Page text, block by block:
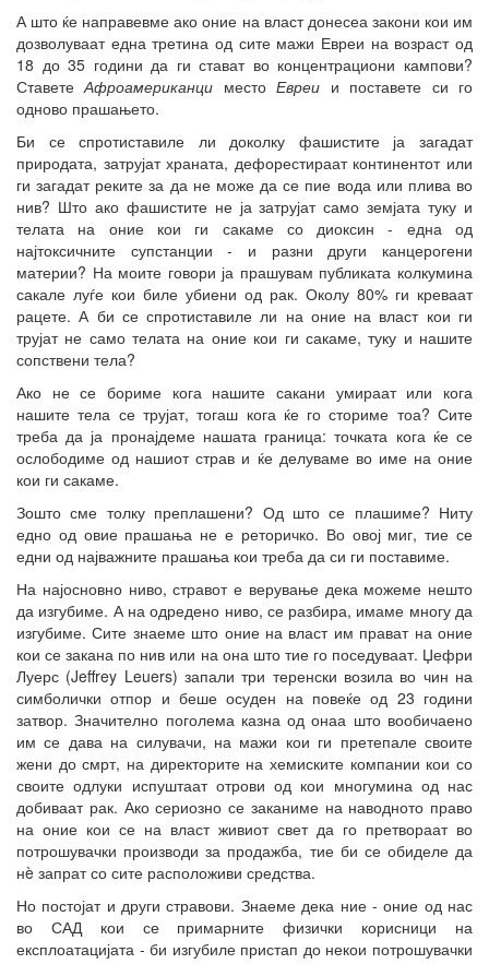
А што ќе направевме ако оние на власт донесеа закони кои им
дозволуваат една третина од сите мажи Евреи на возраст од
18 до 35 години да ги стават во концентрациони кампови?
СтаветеАфроамериканци местоЕвреи и поставете си го
одново прашањето.
Би се спротиставиле ли доколку фашистите ја загадат
природата, затрујат храната, дефорестираат континентот или
ги загадат реките за да не може да се пие вода или плива во
нив? Што ако фашистите не ја затрујат само земјата туку и
телата на оние кои ги сакаме со диоксин - една од
најтоксичните супстанции - и разни други канцерогени
материи? На моите говори ја прашувам публиката колкумина
сакале луѓе кои биле убиени од рак. Околу 80% ги креваат
рацете. А би се спротиставиле ли на оние на власт кои ги
трујат не само телата на оние кои ги сакаме, туку и нашите
сопствени тела?
Ако не се бориме кога нашите сакани умираат или кога
нашите тела се трујат, тогаш кога ќе го сториме тоа? Сите
треба да ја пронајдеме нашата граница: точката кога ќе се
ослободиме од нашиот страв и ќе делуваме во име на оние
кои ги сакаме.
Зошто сме толку преплашени? Од што се плашиме? Ниту
едно од овие прашања не е реторичко. Во овој миг, тие се
едни од најважните прашања кои треба да си ги поставиме.
На најосновно ниво, стравот е верување дека можеме нешто
да изгубиме. А на одредено ниво, се разбира, имаме многу да
изгубиме. Сите знаеме што оние на власт им прават на оние
кои се закана по нив или на она што тие го поседуваат. Џефри
Луерс (Jeffrey Leuers) запали три теренски возила во чин на
симболички отпор и беше осуден на повеќе од 23 години
затвор. Значително поголема казна од онаа што вообичаено
им се дава на силувачи, на мажи кои ги претепале своите
жени до смрт, на директорите на хемиските компании кои со
своите одлуки испуштаат отрови од кои многумина од нас
добиваат рак. Ако сериозно се заканиме на наводното право
на оние кои се на власт живиот свет да го претвораат во
потрошувачки производи за продажба, тие би се обиделе да
нè запрат со сите расположиви средства.
Но постојат и други стравови. Знаеме дека ние - оние од нас
во САД кои се примарните физички корисници на
експлоатацијата - би изгубиле пристап до некои потрошувачки